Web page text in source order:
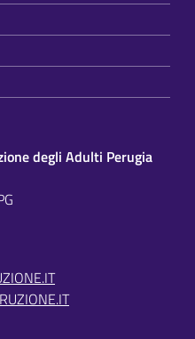
degli Adulti Perugia